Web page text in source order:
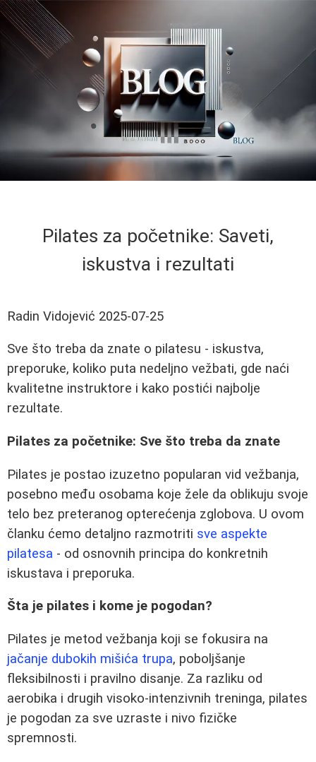
Pilates za početnike: Saveti,
iskustva i rezultati
Radin Vidojević 2025-07-25
Sve što treba da znate o pilatesu - iskustva,
preporuke, koliko puta nedeljno vežbati, gde naći
kvalitetne instruktore i kako postići najbolje
rezultate.
Pilates za početnike: Sve što treba da znate
Pilates je postao izuzetno popularan vid vežbanja,
posebno među osobama koje žele da oblikuju svoje
telo bez preteranog opterećenja zglobova. U ovom
članku ćemo detaljno razmotriti sve aspekte
pilatesa - od osnovnih principa do konkretnih
iskustava i preporuka.
Šta je pilates i kome je pogodan?
Pilates je metod vežbanja koji se fokusira na
jačanje dubokih mišića trupa, poboljšanje
fleksibilnosti i pravilno disanje. Za razliku od
aerobika i drugih visoko-intenzivnih treninga, pilates
je pogodan za sve uzraste i nivo fizičke
spremnosti.